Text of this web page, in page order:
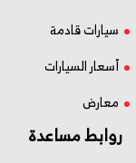
سيارات قادمة
أسعار السيارات
معارض
روابط مساعدة